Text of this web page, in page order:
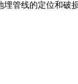
管线的定位和破